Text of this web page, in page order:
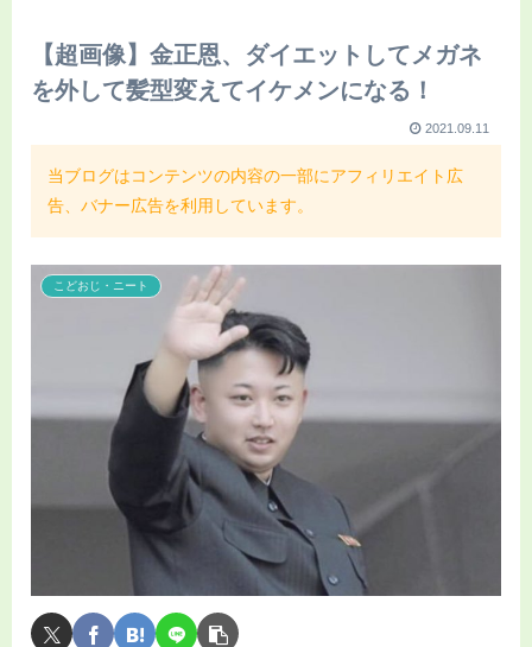
【超画像】金正恩、ダイエットしてメガネ
を外して髪型変えてイケメンになる！
2021.09.11
当ブログはコンテンツの内容の一部にアフィリエイト広
告、バナー広告を利用しています。
こどおじ・ニート